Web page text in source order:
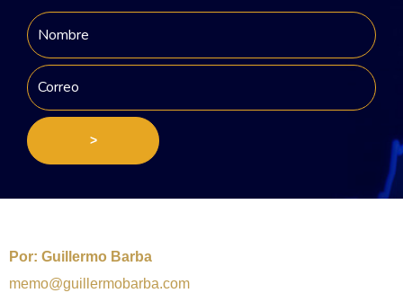
>
Por: Guillermo Barba
memo@guillermobarba.com